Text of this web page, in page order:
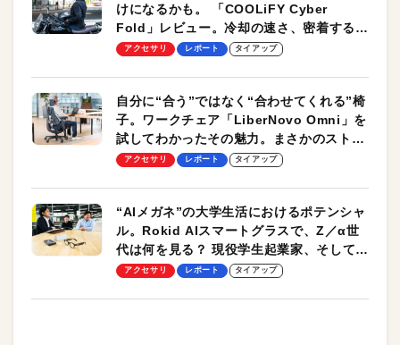
けになるかも。 「COOLiFY Cyber
Fold」レビュー。冷却の速さ、密着する冷
却プレート、シンプルな操作性がグッド！
アクセサリ レポート タイアップ
自分に“合う”ではなく“合わせてくれる”椅
子。ワークチェア「LiberNovo Omni」を
試してわかったその魅力。まさかのストレ
ッチ機能も搭載
アクセサリ レポート タイアップ
“AIメガネ”の大学生活におけるポテンシャ
ル。Rokid AIスマートグラスで、Z／α世
代は何を見る？ 現役学生起業家、そして教
授による体験会レポート【PR】
アクセサリ レポート タイアップ